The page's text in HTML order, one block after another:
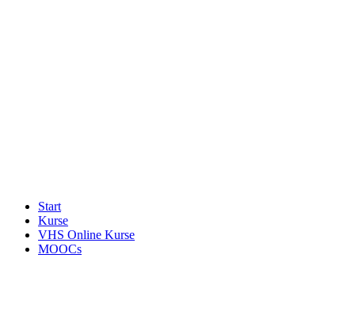
Start
Kurse
VHS Online Kurse
MOOCs